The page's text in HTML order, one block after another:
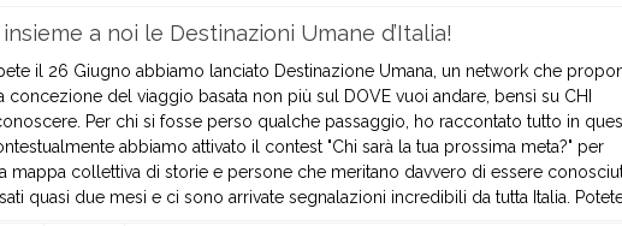
a noi le Destinazioni Umane d’Italia!
il 26 Giugno abbiamo lanciato Destinazione Umana, un network che
concezione del viaggio basata non più sul DOVE vuoi andare, bensì su CHI
Per chi si fosse perso qualche passaggio, ho raccontato tutto in
abbiamo attivato il contest "Chi sarà la tua prossima meta?" per
mappa collettiva di storie e persone che meritano davvero di essere
quasi due mesi e ci sono arrivate segnalazioni incredibili da tutta Italia.